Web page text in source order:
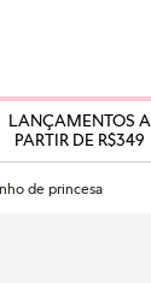
LANÇAMENTOS A
PARTIR DE R$349
de princesa